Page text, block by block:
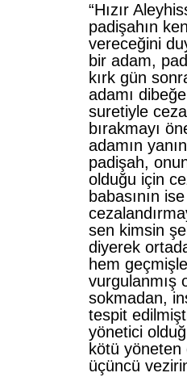
“Hızır
padişa­hın
vereceğini
bir adam,
kırk gün
adamı
suretiyle
bırakmayı
adamın
padişah,
olduğu için
babasının
sen kimsin
diyerek
hem
vur­gulanmış
sokmadan,
tespit
yönetici
kötü yöneten
üçüncü